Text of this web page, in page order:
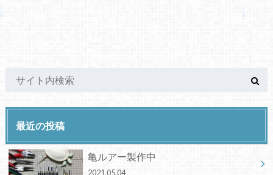
最近の投稿
亀ルアー製作中
2021.05.04